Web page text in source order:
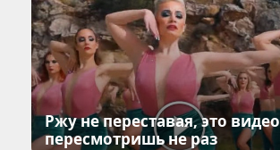
Ржу не переставая, это видео
пересмотришь не раз